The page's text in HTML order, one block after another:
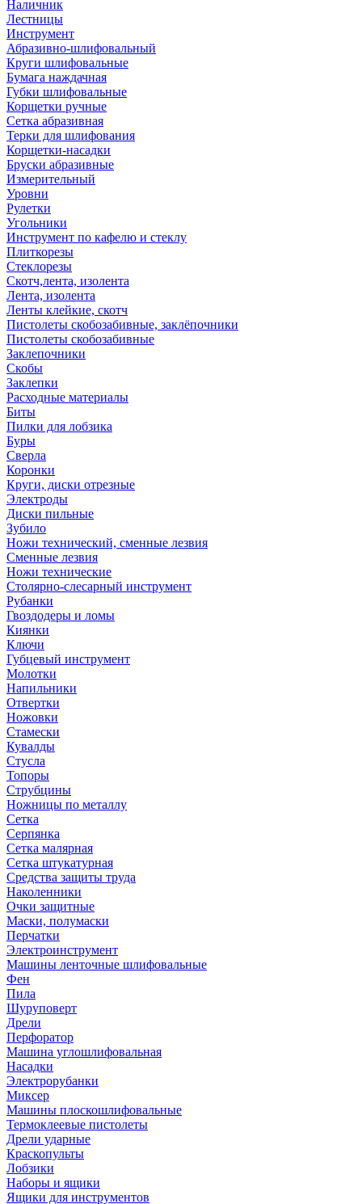
Наличник
Лестницы
Инструмент
Абразивно-шлифовальный
Круги шлифовальные
Бумага наждачная
Губки шлифовальные
Корщетки ручные
Сетка абразивная
Терки для шлифования
Корщетки-насадки
Бруски абразивные
Измерительный
Уровни
Рулетки
Угольники
Инструмент по кафелю и стеклу
Плиткорезы
Стеклорезы
Скотч,лента, изолента
Лента, изолента
Ленты клейкие, скотч
Пистолеты скобозабивные, заклёпочники
Пистолеты скобозабивные
Заклепочники
Скобы
Заклепки
Расходные материалы
Биты
Пилки для лобзика
Буры
Сверла
Коронки
Круги, диски отрезные
Электроды
Диски пильные
Зубило
Ножи технический, сменные лезвия
Сменные лезвия
Ножи технические
Столярно-слесарный инструмент
Рубанки
Гвоздодеры и ломы
Киянки
Ключи
Губцевый инструмент
Молотки
Напильники
Отвертки
Ножовки
Стамески
Кувалды
Стусла
Топоры
Струбцины
Ножницы по металлу
Сетка
Серпянка
Сетка малярная
Сетка штукатурная
Средства защиты труда
Наколенники
Очки защитные
Маски, полумаски
Перчатки
Электроинструмент
Машины ленточные шлифовальные
Фен
Пила
Шуруповерт
Дрели
Перфоратор
Машина углошлифовальная
Насадки
Электрорубанки
Миксер
Машины плоскошлифовальные
Термоклеевые пистолеты
Дрели ударные
Краскопульты
Лобзики
Наборы и ящики
Ящики для инструментов